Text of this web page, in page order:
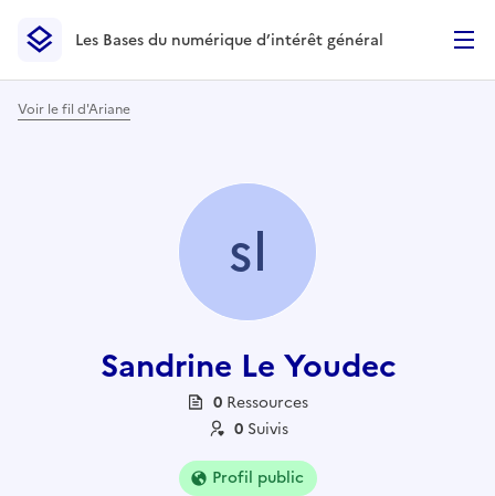
Les Bases du numérique d’intérêt général- Retour à la
Les Bases du numérique d’intérêt général
Voir le fil d'Ariane
sl
Sandrine Le Youdec
0 Ressources
0 Suivis
Profil public